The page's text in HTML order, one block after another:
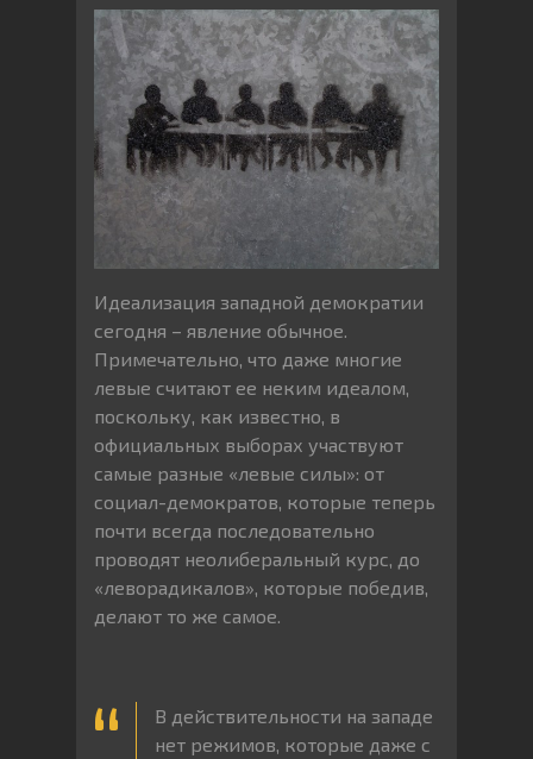
Идеализация западной демократии
сегодня – явление обычное.
Примечательно, что даже многие
левые считают ее неким идеалом,
поскольку, как известно, в
официальных выборах участвуют
самые разные «левые силы»: от
социал-демократов, которые теперь
почти всегда последовательно
проводят неолиберальный курс, до
«леворадикалов», которые победив,
делают то же самое.
В действительности на западе
нет режимов, которые даже с